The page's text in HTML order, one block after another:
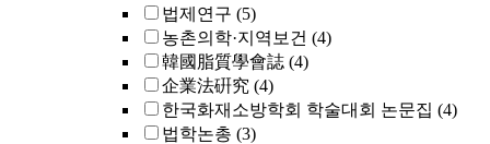
법제연구 (5)
농촌의학·지역보건 (4)
韓國脂質學會誌 (4)
企業法硏究 (4)
한국화재소방학회 학술대회 논문집 (4)
법학논총 (3)